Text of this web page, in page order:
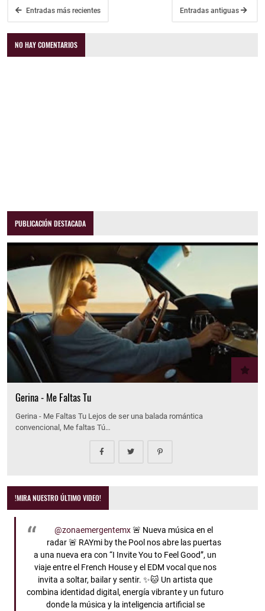
Entradas más recientes Entradas antiguas
NO HAY COMENTARIOS
PUBLICACIÓN DESTACADA
Gerina - Me Faltas Tu
Gerina - Me Faltas Tu Lejos de ser una balada romántica
convencional, Me faltas Tú…
!MIRA NUESTRO ÚLTIMO VIDEO!
@zonaemergentemx🚨 Nueva música en el
radar 🚨 RAYmi by the Pool nos abre las puertas
a una nueva era con “I Invite You to Feel Good”, un
viaje entre el French House y el EDM vocal que nos
invita a soltar, bailar y sentir. ✨🐱 Un artista que
combina identidad digital, energía vibrante y un futuro
donde la música y la inteligencia artificial se